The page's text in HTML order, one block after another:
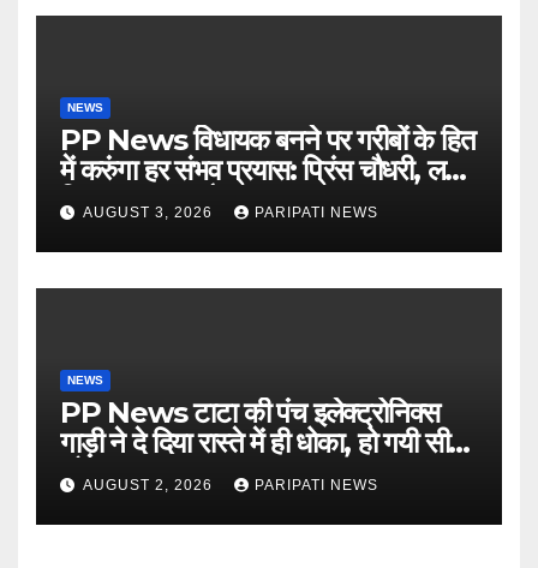
NEWS
PP News विधायक बनने पर गरीबों के हित
में करुंगा हर संभव प्रयास: प्रिंस चौधरी, लगाई
किसान मजदूर चौपाल
AUGUST 3, 2026 PARIPATI NEWS
NEWS
PP News टाटा की पंच इलेक्ट्रोनिक्स
गाड़ी ने दे दिया रास्ते में ही धोका, हो गयी सीज,
जो सब बताया झूठ
AUGUST 2, 2026 PARIPATI NEWS